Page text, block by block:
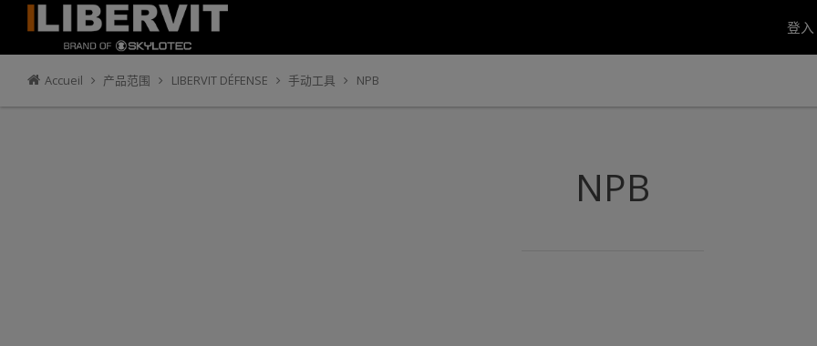
登入
Accueil 产品范围 LIBERVIT DÉFENSE 手动工具 NPB
NPB